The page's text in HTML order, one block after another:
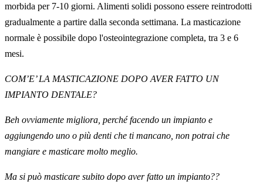
morbida per 7-10 giorni. Alimenti solidi possono essere reintrodotti
gradualmente a partire dalla seconda settimana. La masticazione
normale è possibile dopo l'osteointegrazione completa, tra 3 e 6
mesi.
COM’E’ LA MASTICAZIONE DOPO AVER FATTO UN
IMPIANTO DENTALE?
Beh ovviamente migliora, perché facendo un impianto e
aggiungendo uno o più denti che ti mancano, non potrai che
mangiare e masticare molto meglio.
Ma si può masticare subito dopo aver fatto un impianto??